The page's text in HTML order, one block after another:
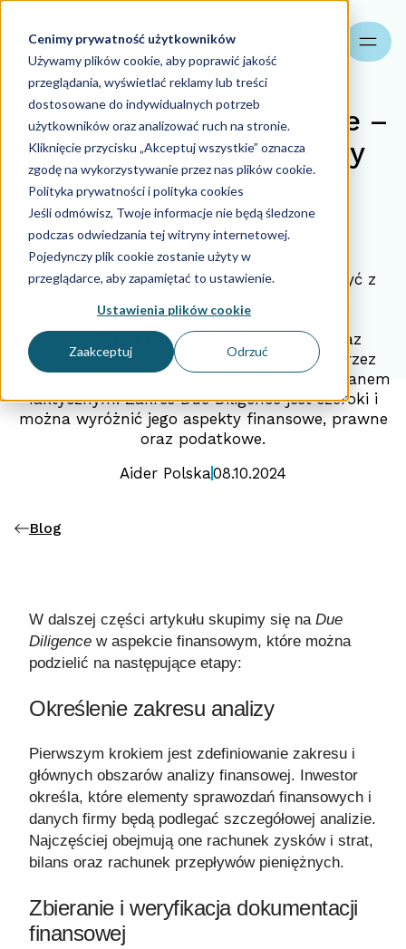
Cenimy prywatność użytkowników
Używamy plików cookie, aby poprawić jakość
przeglądania, wyświetlać reklamy lub treści
dostosowane do indywidualnych potrzeb
użytkowników oraz analizować ruch na stronie.
Kliknięcie przycisku „Akceptuj wszystkie” oznacza
zgodę na wykorzystywanie przez nas plików cookie.
Polityka prywatności i polityka cookies
Jeśli odmówisz, Twoje informacje nie będą śledzone
podczas odwiedzania tej witryny internetowej.
Pojedynczy plik cookie zostanie użyty w
przeglądarce, aby zapamiętać to ustawienie.
Ustawienia plików cookie
Zaakceptuj Odrzuć
Due Diligence finansowe –
kluczowe etapy analizy
przy przejęciu firmy
08.10.2024
Termin Due Diligence można przetłumaczyć z
staranność”. Celem tej procedury jest
identyfikacja potencjalnych zagrożeń oraz
weryfikacja, czy informacje dostarczone przez
zarząd spółki przejmowanej są zgodne ze stanem
faktycznym. Zakres Due Diligence jest szeroki i
można wyróżnić jego aspekty finansowe, prawne
oraz podatkowe.
Aider Polska08.10.2024
Blog
W dalszej części artykułu skupimy się na Due
Diligence w aspekcie finansowym, które można
podzielić na następujące etapy:
Określenie zakresu analizy
Pierwszym krokiem jest zdefiniowanie zakresu i
głównych obszarów analizy finansowej. Inwestor
określa, które elementy sprawozdań finansowych i
danych firmy będą podlegać szczegółowej analizie.
Najczęściej obejmują one rachunek zysków i strat,
bilans oraz rachunek przepływów pieniężnych.
Zbieranie i weryfikacja dokumentacji
finansowej